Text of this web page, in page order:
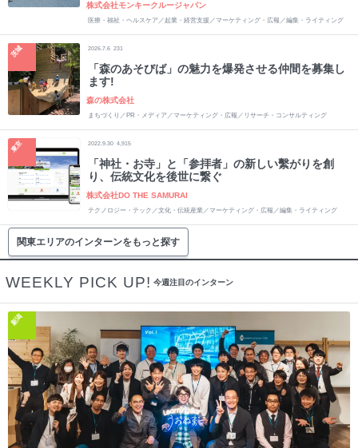
株式会社モンキークルージャパン
医療・福祉・ヘルスケア／起業・経営支援／マーケティング・広報／編集・ライティング
茨城 2026.7.6 231
「森のあそびば」の魅力を爆発させる仲間を募集し
ます!
森の株式会社
まちづくり／PR・メディア／マーケティング・広報／リサーチ・コンサルティング
東京 2022.9.30 4,915
「神社・お寺」と「参拝者」の新しい繫がりを創
り、伝統文化を後世に繋ぐ
株式会社DO THE SAMURAI
テクノロジー・テック／文化・伝統産業／マーケティング・広報／編集・ライティング
関東エリアのインターンをもっと探す
WEEKLY PICK UP! 今週注目のインターン
新潟